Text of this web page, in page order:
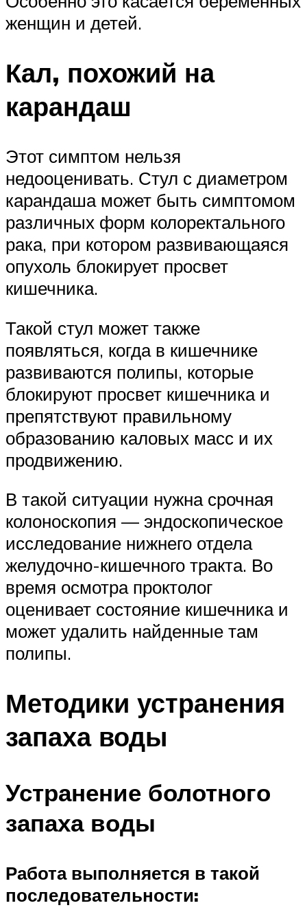
женщин и детей.
Кал, похожий на
карандаш
Этот симптом нельзя
недооценивать. Стул с диаметром
карандаша может быть симптомом
различных форм колоректального
рака, при котором развивающаяся
опухоль блокирует просвет
кишечника.
Такой стул может также
появляться, когда в кишечнике
развиваются полипы, которые
блокируют просвет кишечника и
препятствуют правильному
образованию каловых масс и их
продвижению.
В такой ​​ситуации нужна срочная
колоноскопия — эндоскопическое
исследование нижнего отдела
желудочно-кишечного тракта. Во
время осмотра проктолог
оценивает состояние кишечника и
может удалить найденные там
полипы.
Методики устранения
запаха воды
Устранение болотного
запаха воды
Работа выполняется в такой
последовательности: